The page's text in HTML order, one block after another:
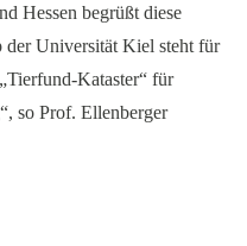
Hessen begrüßt diese
Universität Kiel steht für
Kataster“ für
so Prof. Ellenberger